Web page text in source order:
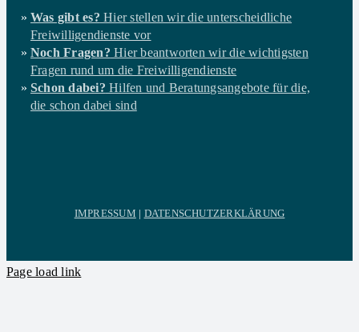
Was gibt es? Hier stellen wir die unterscheidliche
Freiwilligendienste vor
Noch Fragen? Hier beantworten wir die wichtigsten
Fragen rund um die Freiwilligendienste
Schon dabei? Hilfen und Beratungsangebote für die,
die schon dabei sind
IMPRESSUM | DATENSCHUTZERKLÄRUNG
Page load link